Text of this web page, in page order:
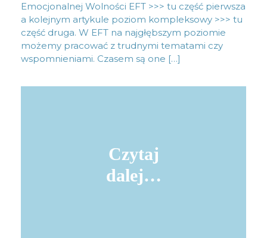
Emocjonalnej Wolności EFT >>> tu część pierwsza
a kolejnym artykule poziom kompleksowy >>> tu
część druga. W EFT na najgłębszym poziomie
możemy pracować z trudnymi tematami czy
wspomnieniami. Czasem są one […]
Czytaj
dalej…